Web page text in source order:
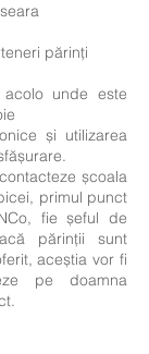
părinți
acolo unde este
și utilizarea
școala
primul punct
fie șeful de
părinții sunt
aceștia vor fi
pe doamna